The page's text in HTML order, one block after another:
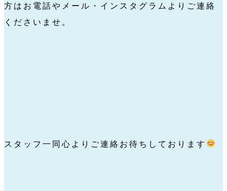
方はお電話やメール・インスタグラムよりご連絡
くださいませ。
スタッフ一同心よりご連絡お待ちしております